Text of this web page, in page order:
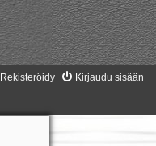
Kirjaudu sisään
Rekisteröidy